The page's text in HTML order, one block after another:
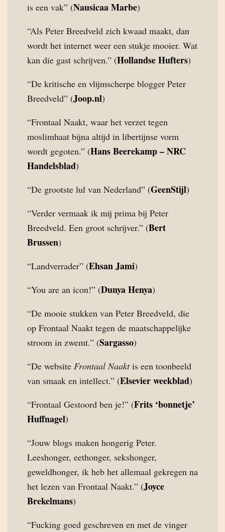
is een vak” (Nausicaa Marbe)
“Als Peter Breedveld zich kwaad maakt, dan
wordt het internet weer een stukje mooier. Wat
kan die gast schrijven.” (Hollandse Hufters)
“De kritische en vlijmscherpe blogger Peter
Breedveld” (Joop.nl)
“Frontaal Naakt, waar het verzet tegen
moslimhaat bijna altijd in libertijnse vorm
wordt gegoten.” (Hans Beerekamp – NRC
Handelsblad)
“De grootste lul van Nederland” (GeenStijl)
“Verder vermaak ik mij prima bij Peter
Breedveld. Een groot schrijver.” (Bert
Brussen)
“Landverrader” (Ehsan Jami)
“You are an icon!” (Dunya Henya)
“De mooie stukken van Peter Breedveld, die
op Frontaal Naakt tegen de maatschappelijke
stroom in zwemt.” (Sargasso)
“De website Frontaal Naaktis een toonbeeld
van smaak en intellect.” (Elsevier weekblad)
“Frontaal Gestoord ben je!” (Frits ‘bonnetje’
Huffnagel)
“Jouw blogs maken hongerig Peter.
Leeshonger, eethonger, sekshonger,
geweldhonger, ik heb het allemaal gekregen na
het lezen van Frontaal Naakt.” (Joyce
Brekelmans)
“Fucking goed geschreven en met de vinger